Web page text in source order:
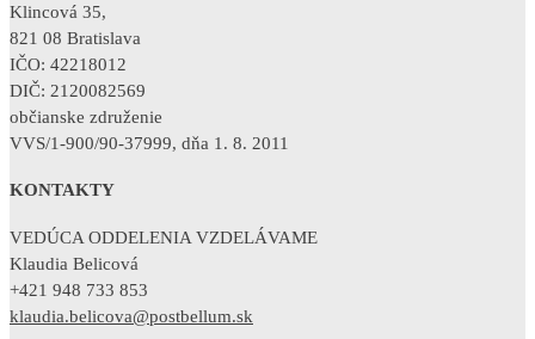
Klincová 35,
821 08 Bratislava
IČO: 42218012
DIČ: 2120082569
občianske združenie
VVS/1-900/90-37999, dňa 1. 8. 2011
KONTAKTY
VEDÚCA ODDELENIA VZDELÁVAME
Klaudia Belicová
+421 948 733 853
klaudia.belicova@postbellum.sk